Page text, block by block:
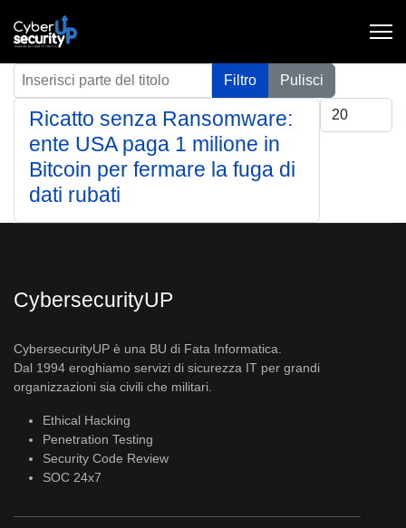
Inserisci parte del titolo Filtro
Pulisci
Visualizza #
Ricatto senza Ransomware:
ente USA paga 1 milione in
Bitcoin per fermare la fuga di
dati rubati
CybersecurityUP
CybersecurityUP è una BU di Fata Informatica.
Dal 1994 eroghiamo servizi di sicurezza IT per grandi
organizzazioni sia civili che militari.
Ethical Hacking
Penetration Testing
Security Code Review
SOC 24x7